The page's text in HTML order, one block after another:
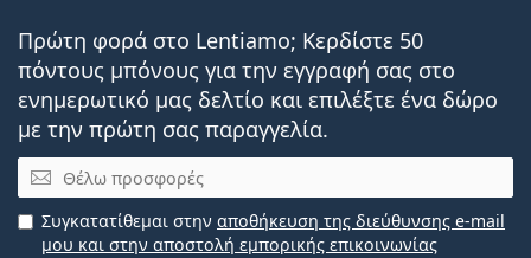
Πρώτη φορά στο Lentiamo; Κερδίστε 50
πόντους μπόνους για την εγγραφή σας στο
ενημερωτικό μας δελτίο και επιλέξτε ένα δώρο
με την πρώτη σας παραγγελία.
Email
Συγκατατίθεμαι στην αποθήκευση της διεύθυνσης e-mail
μου και στην αποστολή εμπορικής επικοινωνίας